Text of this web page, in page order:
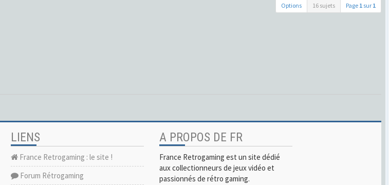
Options 16 sujets Page 1 sur 1
LIENS
France Retrogaming : le site !
Forum Rétrogaming
A PROPOS DE FR
France Retrogaming est un site dédié
aux collectionneurs de jeux vidéo et
passionnés de rétro gaming.